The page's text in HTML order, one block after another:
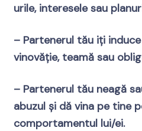
urile, interesele sau
– Partenerul tău iți
vinovăție, teamă sau
– Partenerul tău neagă
abuzul și dă vina pe tine
comportamentul lui/ei.